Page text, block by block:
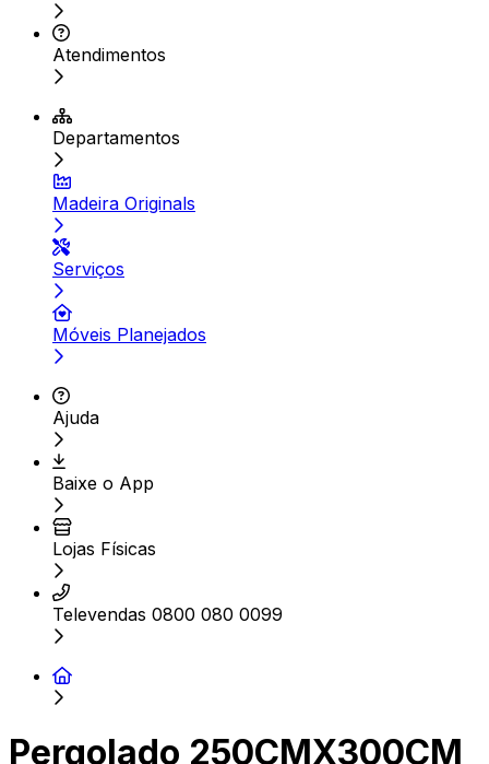
Atendimentos
Departamentos
Madeira Originals
Serviços
Móveis Planejados
Ajuda
Baixe o App
Lojas Físicas
Televendas 0800 080 0099
Pergolado 250CMX300CM